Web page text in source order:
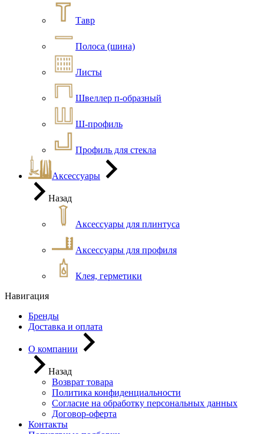
Тавр
Полоса (шина)
Листы
Швеллер п-образный
Ш-профиль
Профиль для стекла
Аксессуары
Назад
Аксессуары для плинтуса
Аксессуары для профиля
Клея, герметики
Навигация
Бренды
Доставка и оплата
О компании
Назад
Возврат товара
Политика конфиденциальности
Согласие на обработку персональных данных
Договор-оферта
Контакты